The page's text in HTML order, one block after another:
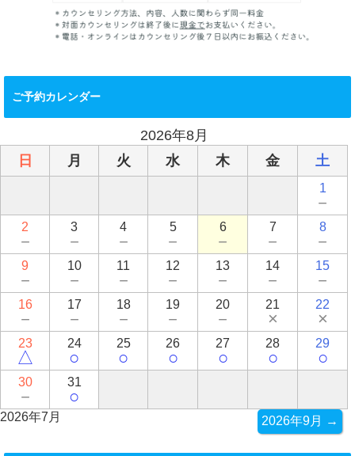
ご予約カレンダー
2026年8月
日
月 火 水 木 金 土
1
－
2
－
3
－
4
－
5
－
6
－
7
－
8
－
9
－
10
－
11
－
12
－
13
－
14
－
15
－
16
－
17
－
18
－
19
－
20
－
21
×
22
×
23
△
24
○
25
○
26
○
27
○
28
○
29
○
30
－
31
○
2026年7月 2026年9月 →